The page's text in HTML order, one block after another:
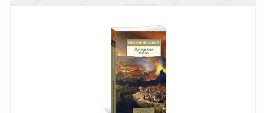
Притчи Иисуса с иллюстрациями: (В трёх частях): Часть
третья. Вы — соль земли (на спирали)